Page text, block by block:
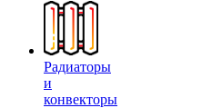
Радиаторы
и
конвекторы